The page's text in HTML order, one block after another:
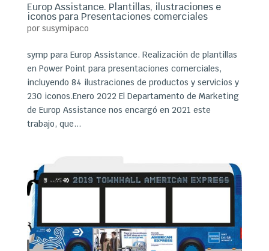
Europ Assistance. Plantillas, ilustraciones e
iconos para Presentaciones comerciales
por susymipaco
symp para Europ Assistance. Realización de plantillas
en Power Point para presentaciones comerciales,
incluyendo 84 ilustraciones de productos y servicios y
230 iconos.Enero 2022 El Departamento de Marketing
de Europ Assistance nos encargó en 2021 este
trabajo, que...